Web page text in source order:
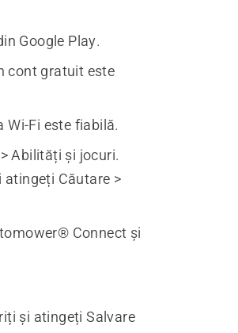
Google Play.
cont gratuit este
Fi este fiabilă.
Abilități și jocuri.
Căutare >
Connect și
și atingeți Salvare